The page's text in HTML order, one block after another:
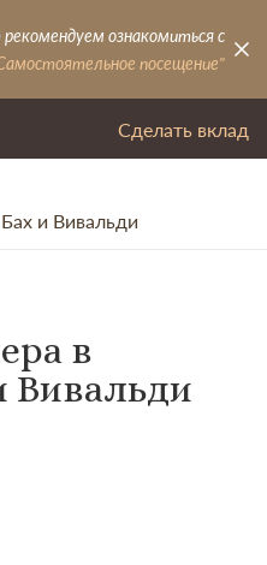
ознакомиться с
посещение"
Сделать вклад
и Вивальди
в
Вивальди